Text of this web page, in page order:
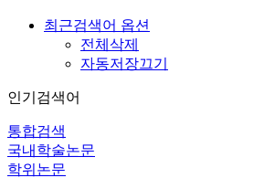
최근검색어 옵션
전체삭제
자동저장끄기
인기검색어
통합검색
국내학술논문
학위논문